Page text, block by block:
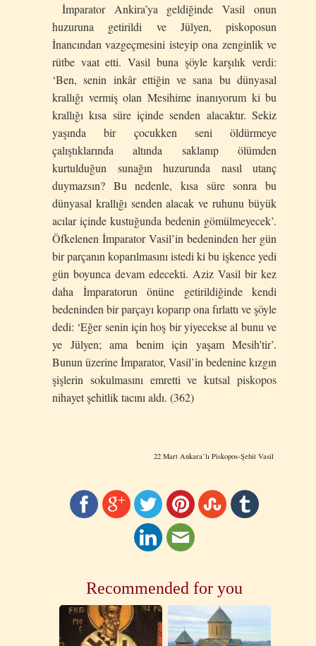
İmparator Ankira’ya geldiğinde Vasil onun
huzuruna getirildi ve Jülyen, piskoposun
İnancından vazgeçmesini isteyip ona zenginlik ve
rütbe vaat etti. Vasil buna şöyle karşılık verdi:
‘Ben, senin inkâr ettiğin ve sana bu dünyasal
krallığı vermiş olan Mesihime inanıyorum ki bu
krallığı kısa süre içinde senden alacaktır. Sekiz
yaşında bir çocukken seni öldürmeye
çalıştıklarında altında saklanıp ölümden
kurtulduğun sunağın huzurunda nasıl utanç
duymazsın? Bu nedenle, kısa süre sonra bu
dünyasal krallığı senden alacak ve ruhunu büyük
acılar içinde kustuğunda bedenin gömülmeyecek’.
Öfkelenen İmparator Vasil’in bedeninden her gün
bir parçanın koparılmasını istedi ki bu işkence yedi
gün boyunca devam edecekti. Aziz Vasil bir kez
daha İmparatorun önüne getirildiğinde kendi
bedeninden bir parçayı koparıp ona fırlattı ve şöyle
dedi: ‘Eğer senin için hoş bir yiyecekse al bunu ve
ye Jülyen; ama benim için yaşam Mesih’tir’.
Bunun üzerine İmparator, Vasil’in bedenine kızgın
şişlerin sokulmasını emretti ve kutsal piskopos
nihayet şehitlik tacını aldı. (362)
22 Mart Ankara’lı Piskopos-Şehit Vasil
Recommended for you